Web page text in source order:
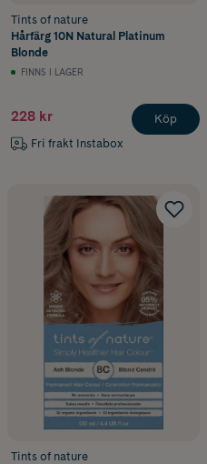
Tints of nature
Hårfärg 10N Natural Platinum
Blonde
FINNS I LAGER
228 kr
Fri frakt Instabox
Köp
Tints of nature